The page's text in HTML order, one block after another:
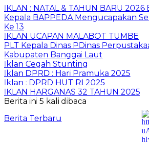
IKLAN : NATAL & TAHUN BARU 2026
Kepala BAPPEDA Mengucapakan
Ke 13
IKLAN UCAPAN MALABOT TUMBE
PLT Kepala Dinas PDinas
Kabupaten Banggai Laut
Iklan Cegah Stunting
Iklan DPRD : Hari Pramuka 2025
Iklan : DPRD HUT RI 2025
IKLAN HARGANAS 32 TAHUN 2025
Berita ini 5 kali dibaca
Berita Terbaru